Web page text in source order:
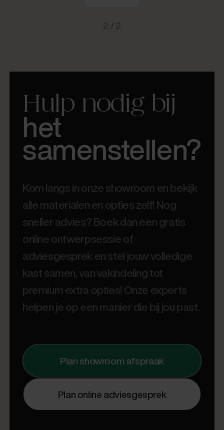
2 / 2
Hulp nodig bij
het
samenstellen?
Kom langs in onze showroom en bekijk
alle materialen en opties zelf! Nog
sneller advies? Boek dan een gratis
online ontwerpsessie of
adviesgesprek en stel jouw volledige
kast samen, van vakindeling tot
premium extra opties! Onze experts
helpen je op een manier die bij jou past.
Plan showroom afspraak
Plan online adviesgesprek